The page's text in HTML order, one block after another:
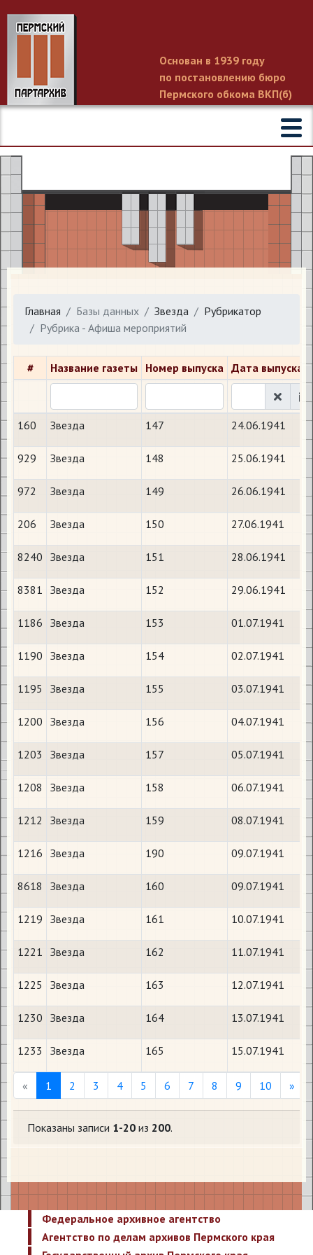
Основан в 1939 году
по постановлению бюро
Пермского обкома ВКП(б)
Главная Базы данных Звезда
Рубрикатор
Рубрика - Афиша мероприятий
# Название газеты Номер выпуска Дата выпуска
160 Звезда 147 24.06.1941
929 Звезда 148 25.06.1941
972 Звезда 149 26.06.1941
206 Звезда 150 27.06.1941
8240 Звезда 151 28.06.1941
8381 Звезда 152 29.06.1941
1186 Звезда 153 01.07.1941
1190 Звезда 154 02.07.1941
1195 Звезда 155 03.07.1941
1200 Звезда 156 04.07.1941
1203 Звезда 157 05.07.1941
1208 Звезда 158 06.07.1941
1212 Звезда 159 08.07.1941
1216 Звезда 190 09.07.1941
8618 Звезда 160 09.07.1941
1219 Звезда 161 10.07.1941
1221 Звезда 162 11.07.1941
1225 Звезда 163 12.07.1941
1230 Звезда 164 13.07.1941
1233 Звезда 165 15.07.1941
« Previous
1 2 3 4 5 6 7 8 9 10 »
Показаны записи 1-20 из 200.
Федеральное архивное агентство
Агентство по делам архивов Пермского края